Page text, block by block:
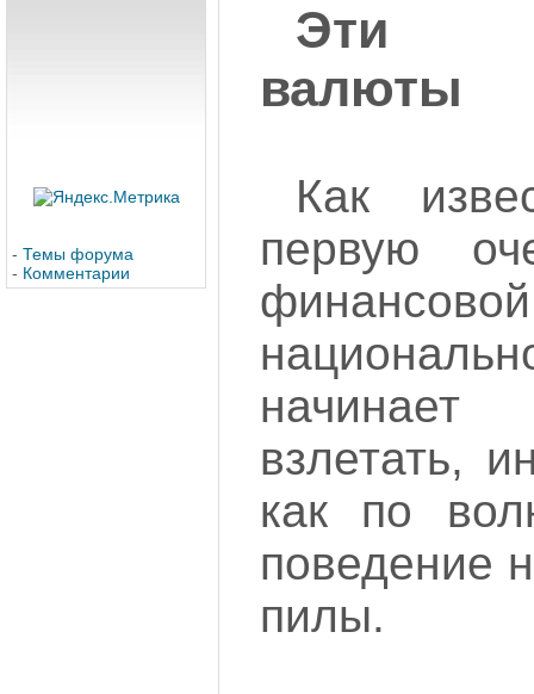
- Темы форума
- Комментарии
Эти
валюты
Как
первую
взлетать,
как по
поведение
пилы.